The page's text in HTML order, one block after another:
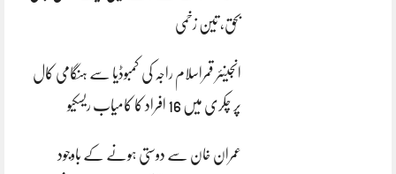
بحق، تین زخمی
انجینئر قمراسلام راجہ کی کمبوڈیا سے ہنگامی کال
پر چکری میں 16 افراد کا کامیاب ریسکیو
عمران خان سے دوستی ہونے کے باوجود